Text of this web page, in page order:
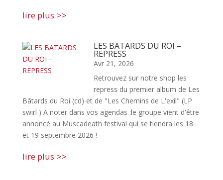
lire plus
LES BATARDS DU ROI –
REPRESS
Avr 21, 2026
Retrouvez sur notre shop les
repress du premier album de Les
Bâtards du Roi (cd) et de "Les Chemins de L'exil" (LP
swirl ) A noter dans vos agendas :le groupe vient d'être
annoncé au Muscadeath festival qui se tiendra les 18
et 19 septembre 2026 !
lire plus